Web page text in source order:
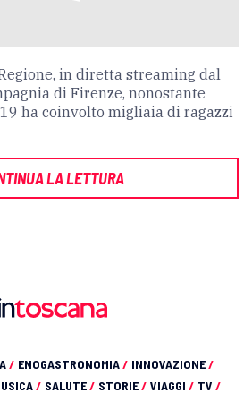
in diretta streaming dal
di Firenze, nonostante
ha coinvolto migliaia di ragazzi
LA LETTURA
/ ENOGASTRONOMIA/ INNOVAZIONE/
/ SALUTE/ STORIE/ VIAGGI / TV /